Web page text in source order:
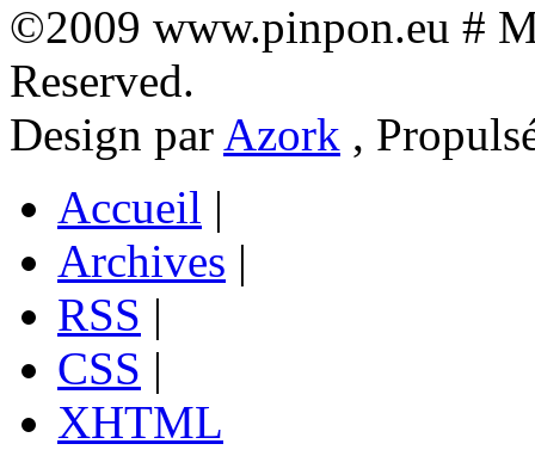
©2009 www.pinpon.eu #
Reserved.
Design par Azork ,
Accueil |
Archives |
RSS |
CSS |
XHTML